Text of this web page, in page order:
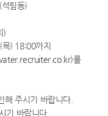
림동)
)
) 18:00까지
)를
주시기 바랍니다.
바랍니다.